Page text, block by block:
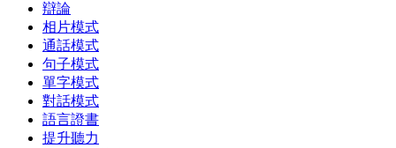
辯論
相片模式
通話模式
句子模式
單字模式
對話模式
語言證書
提升聽力